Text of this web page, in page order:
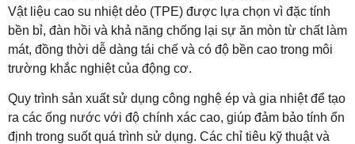
Vật liệu cao su nhiệt dẻo (TPE) được lựa chọn vì đặc tính
bền bỉ, đàn hồi và khả năng chống lại sự ăn mòn từ chất làm
mát, đồng thời dễ dàng tái chế và có độ bền cao trong môi
trường khắc nghiệt của động cơ.
Quy trình sản xuất sử dụng công nghệ ép và gia nhiệt để tạo
ra các ống nước với độ chính xác cao, giúp đảm bảo tính ổn
định trong suốt quá trình sử dụng. Các chỉ tiêu kỹ thuật và